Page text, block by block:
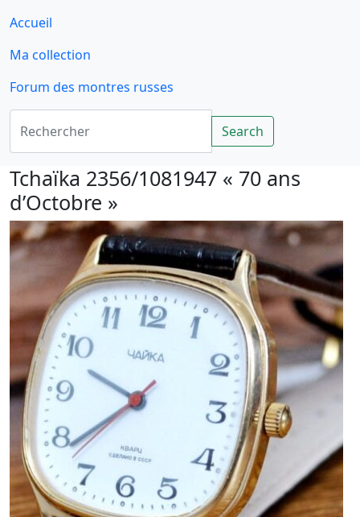
Accueil
Ma collection
Forum des montres russes
Rechercher
Search
Tchaïka 2356/1081947 « 70 ans
d’Octobre »